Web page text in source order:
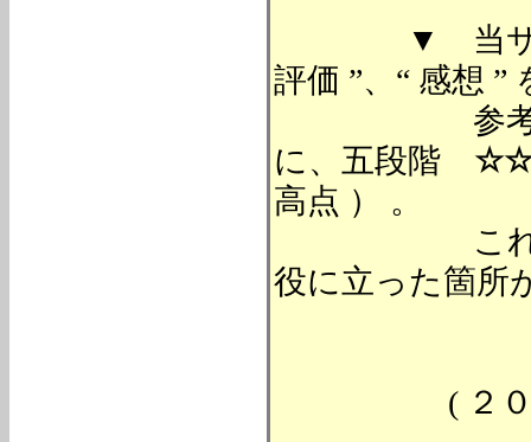
▼ 当サイト
評価 ”、“ 感想 ”
参考にした
に、五段階
高点 ） 。
これらの本
役に立った箇所
( ２０